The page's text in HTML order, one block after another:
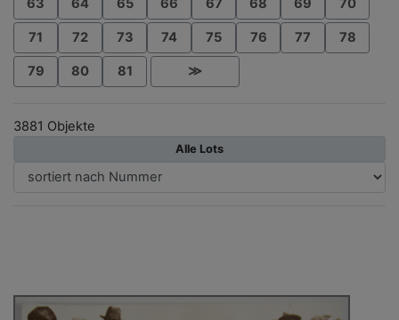
63 64 65 66 67 68 69 70
71 72 73 74 75 76 77 78
79 80 81 ≫
3881 Objekte
Alle Lots